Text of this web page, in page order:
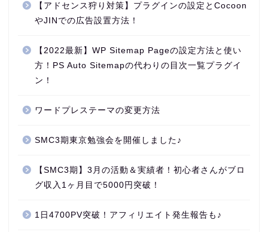
【アドセンス狩り対策】プラグインの設定とCocoon
やJINでの広告設置方法！
【2022最新】WP Sitemap Pageの設定方法と使い
方！PS Auto Sitemapの代わりの目次一覧プラグイ
ン！
ワードプレステーマの変更方法
SMC3期東京勉強会を開催しました♪
【SMC3期】3月の活動＆実績者！初心者さんがブロ
グ収入1ヶ月目で5000円突破！
1日4700PV突破！アフィリエイト発生報告も♪